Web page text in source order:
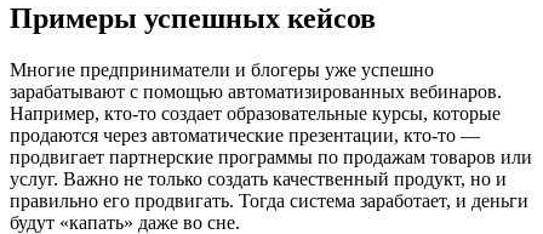
Примеры успешных кейсов
Многие предприниматели и блогеры уже успешно
зарабатывают с помощью автоматизированных вебинаров.
Например, кто-то создает образовательные курсы, которые
продаются через автоматические презентации, кто-то —
продвигает партнерские программы по продажам товаров или
услуг. Важно не только создать качественный продукт, но и
правильно его продвигать. Тогда система заработает, и деньги
будут «капать» даже во сне.